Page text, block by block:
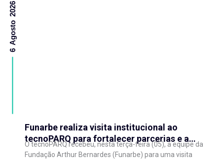
Funarbe realiza visita institucional ao
tecnoPARQ para fortalecer parcerias e a
gestão da inovação
O tecnoPARQ recebeu, nesta terça-feira (05), a equipe da
Fundação Arthur Bernardes (Funarbe) para uma visita
6 Agosto 2026